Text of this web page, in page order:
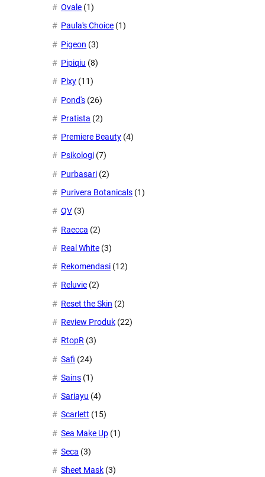
Ovale (1)
Paula's Choice (1)
Pigeon (3)
Pipiqiu (8)
Pixy (11)
Pond's (26)
Pratista (2)
Premiere Beauty (4)
Psikologi (7)
Purbasari (2)
Purivera Botanicals (1)
QV (3)
Raecca (2)
Real White (3)
Rekomendasi (12)
Reluvie (2)
Reset the Skin (2)
Review Produk (22)
RtopR (3)
Safi (24)
Sains (1)
Sariayu (4)
Scarlett (15)
Sea Make Up (1)
Seca (3)
Sheet Mask (3)